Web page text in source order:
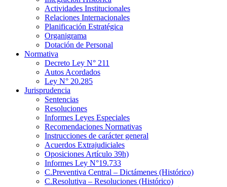
Actividades Institucionales
Relaciones Internacionales
Planificación Estratégica
Organigrama
Dotación de Personal
Normativa
Decreto Ley N° 211
Autos Acordados
Ley N° 20.285
Jurisprudencia
Sentencias
Resoluciones
Informes Leyes Especiales
Recomendaciones Normativas
Instrucciones de carácter general
Acuerdos Extrajudiciales
Oposiciones Artículo 39h)
Informes Ley N°19.733
C.Preventiva Central – Dictámenes (Histórico)
C.Resolutiva – Resoluciones (Histórico)